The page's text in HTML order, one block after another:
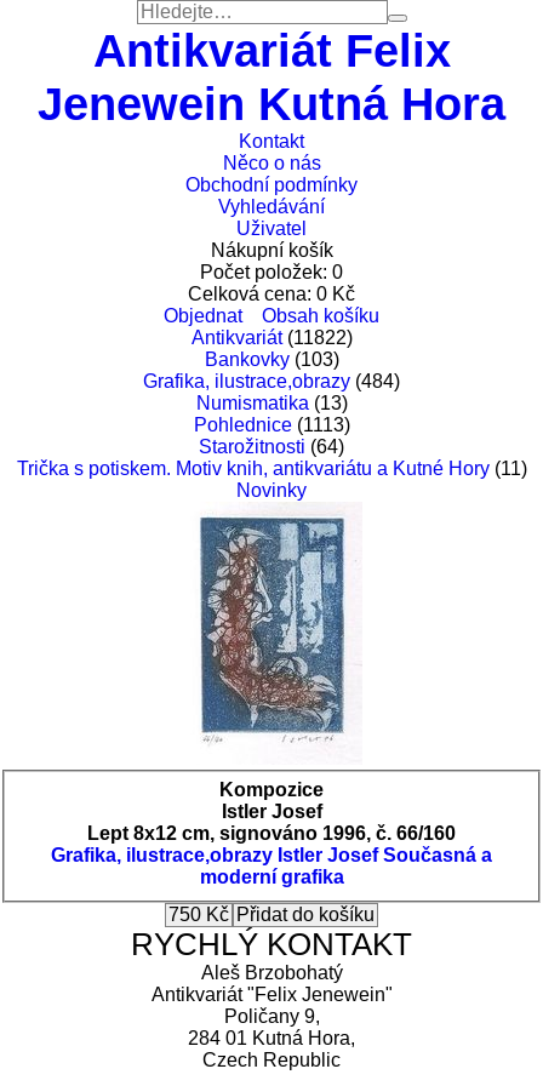
Antikvariát Felix
Jenewein Kutná Hora
Kontakt
Něco o nás
Obchodní podmínky
Vyhledávání
Uživatel
Nákupní košík
Počet položek: 0
Celková cena: 0 Kč
Objednat
Obsah košíku
Antikvariát(11822)
Bankovky(103)
Grafika, ilustrace,obrazy (484)
Numismatika (13)
Pohlednice(1113)
Starožitnosti (64)
Trička s potiskem. Motiv knih, antikvariátu a Kutné Hory(11)
Novinky
Kompozice
Istler Josef
Lept 8x12 cm, signováno 1996, č. 66/160
Grafika, ilustrace,obrazy Istler Josef Současná a
moderní grafika
RYCHLÝ KONTAKT
Aleš Brzobohatý
Antikvariát "Felix Jenewein"
Poličany 9,
284 01 Kutná Hora,
Czech Republic